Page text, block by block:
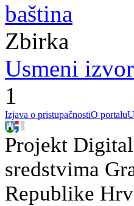
baština
Zbirka
Usmeni
1
Izjava o pristupačnostiO portalu
Projekt
sredstvima
Republike